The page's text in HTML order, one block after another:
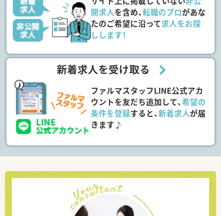
開求人を含め、転職のプロがあな
たのご希望に沿って求人をお探
しします！
新着求人を受け取る
ファルマスタッフLINE公式アカ
ウントを友だち追加して、希望の
条件を登録すると、新着求人が届
きます♪